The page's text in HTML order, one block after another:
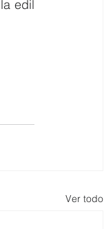
edil
Ver todo